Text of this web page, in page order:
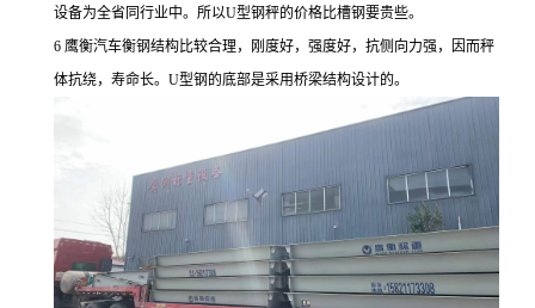
设备为全省同行业中。所以U型钢秤的价格比槽钢要贵些。
6 鹰衡汽车衡钢结构比较合理，刚度好，强度好，抗侧向力强，因而秤
体抗绕，寿命长。U型钢的底部是采用桥梁结构设计的。